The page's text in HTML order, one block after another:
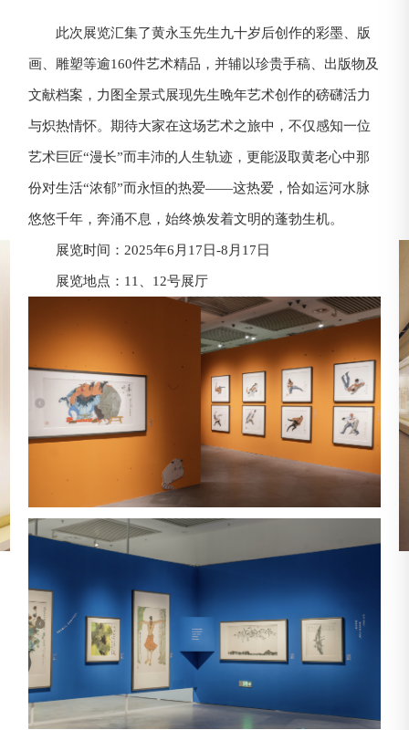
此次展览汇集了黄永玉先生九十岁后创作的彩墨、版
画、雕塑等逾160件艺术精品，并辅以珍贵手稿、出版物及
文献档案，力图全景式展现先生晚年艺术创作的磅礴活力
与炽热情怀。期待大家在这场艺术之旅中，不仅感知一位
艺术巨匠“漫长”而丰沛的人生轨迹，更能汲取黄老心中那
份对生活“浓郁”而永恒的热爱——这热爱，恰如运河水脉
悠悠千年，奔涌不息，始终焕发着文明的蓬勃生机。
展览时间：2025年6月17日-8月17日
展览地点：11、12号展厅